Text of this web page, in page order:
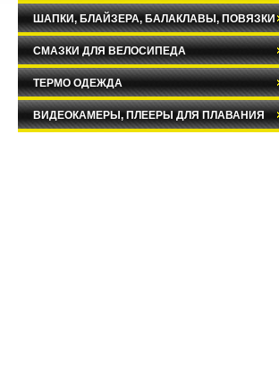
ШАПКИ, БЛАЙЗЕРА, БАЛАКЛАВЫ, ПОВЯЗКИ
СМАЗКИ ДЛЯ ВЕЛОСИПЕДА
ТЕРМО ОДЕЖДА
ВИДЕОКАМЕРЫ, ПЛЕЕРЫ ДЛЯ ПЛАВАНИЯ